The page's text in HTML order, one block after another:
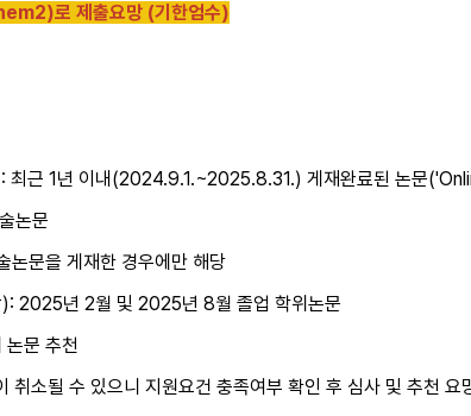
로 제출요망 (기한엄수)
1년 이내(2024.9.1.~2025.8.31.) 게재완료된 논문
논문
을 게재한 경우에만 해당
년 2월 및 2025년 8월 졸업 학위논문
문 추천
소될 수 있으니 지원요건 충족여부 확인 후 심사 및 추천 요